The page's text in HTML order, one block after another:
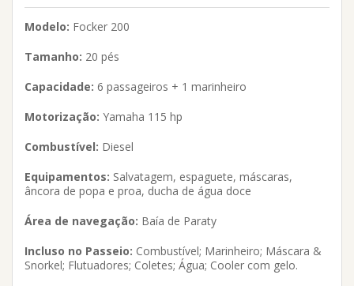
Modelo: Focker 200
Tamanho: 20 pés
Capacidade: 6 passageiros + 1 marinheiro
Motorização: Yamaha 115 hp
Combustível: Diesel
Equipamentos: Salvatagem, espaguete, máscaras,
âncora de popa e proa, ducha de água doce
Área de navegação: Baía de Paraty
Incluso no Passeio: Combustível; Marinheiro; Máscara &
Snorkel; Flutuadores; Coletes; Água; Cooler com gelo.